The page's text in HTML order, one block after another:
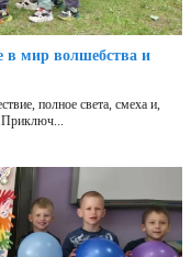
в мир волшебства и
полное света, смеха и,